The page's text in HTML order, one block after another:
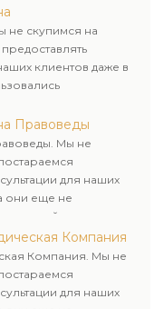
не скупимся на
клиентов даже в
Правоведы
Мы не
для наших
они еще не
нашей компании.
Компания
Компания. Мы не
для наших